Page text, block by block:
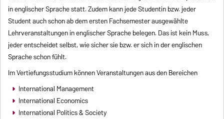
in englischer Sprache statt. Zudem kann jede Studentin bzw. jeder
Student auch schon ab dem ersten Fachsemester ausgewählte
Lehrveranstaltungen in englischer Sprache belegen. Das ist kein Muss,
jeder entscheidet selbst, wie sicher sie bzw. er sich in der englischen
Sprache schon fühlt.
Im Vertiefungsstudium können Veranstaltungen aus den Bereichen
International Management
International Economics
International Politics & Society